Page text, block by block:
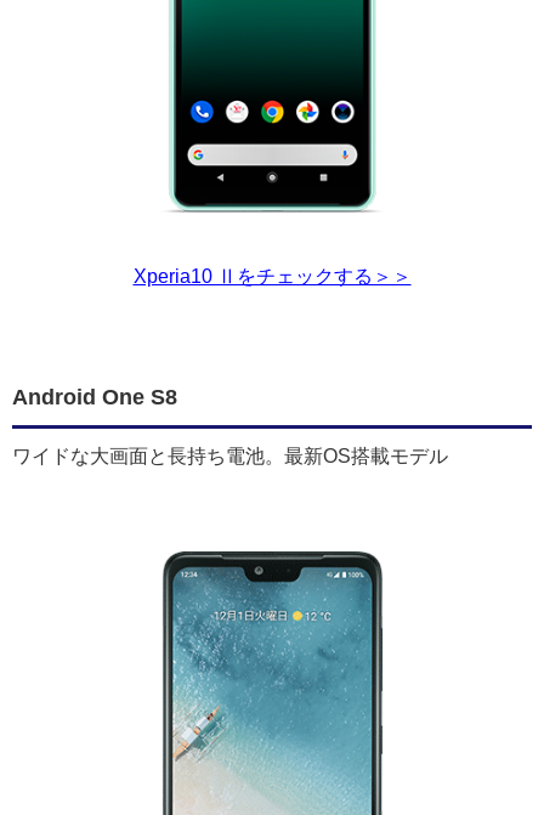
Xperia10 Ⅱをチェックする＞＞
Android One S8
ワイドな大画面と長持ち電池。最新OS搭載モデル